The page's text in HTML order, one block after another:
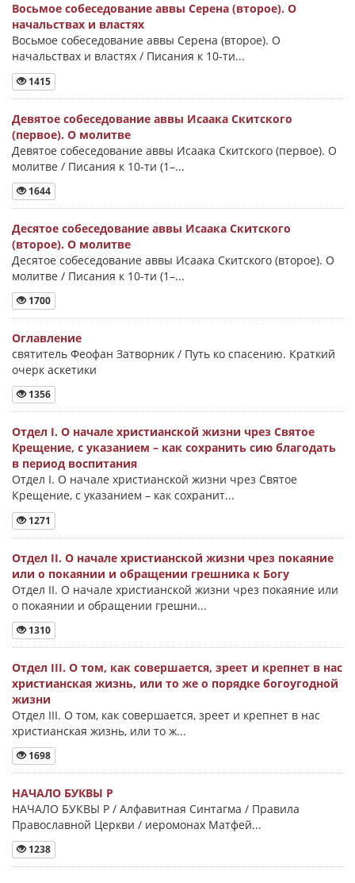
Восьмое собеседование аввы Серена (второе). О
начальствах и властях
Восьмое собеседование аввы Серена (второе). О
начальствах и властях / Писания к 10-ти...
1415
Девятое собеседование аввы Исаака Скитского
(первое). О молитве
Девятое собеседование аввы Исаака Скитского (первое). О
молитве / Писания к 10-ти (1–...
1644
Десятое собеседование аввы Исаака Скитского
(второе). О молитве
Десятое собеседование аввы Исаака Скитского (второе). О
молитве / Писания к 10-ти (1–...
1700
Оглавление
святитель Феофан Затворник / Путь ко спасению. Краткий
очерк аскетики
1356
Отдел I. О начале христианской жизни чрез Святое
Крещение, с указанием – как сохранить сию благодать
в период воспитания
Отдел I. О начале христианской жизни чрез Святое
Крещение, с указанием – как сохранит...
1271
Отдел II. О начале христианской жизни чрез покаяние
или о покаянии и обращении грешника к Богу
Отдел II. О начале христианской жизни чрез покаяние или
о покаянии и обращении грешни...
1310
Отдел III. О том, как совершается, зреет и крепнет в нас
христианская жизнь, или то же о порядке богоугодной
жизни
Отдел III. О том, как совершается, зреет и крепнет в нас
христианская жизнь, или то ж...
1698
НАЧАЛО БУКВЫ Ρ
НАЧАЛО БУКВЫ Ρ / Алфавитная Синтагма / Правила
Православной Церкви / иеромонах Матфей...
1238